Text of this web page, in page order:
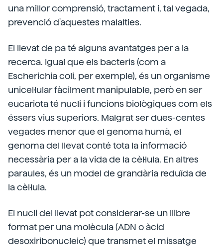
una millor comprensió, tractament i, tal vegada,
prevenció d'aquestes malalties.
El llevat de pa té alguns avantatges per a la
recerca. Igual que els bacteris (com a
Escherichia coli, per exemple), és un organisme
unicel·lular fàcilment manipulable, però en ser
eucariota té nucli i funcions biològiques com els
éssers vius superiors. Malgrat ser dues-centes
vegades menor que el genoma humà, el
genoma del llevat conté tota la informació
necessària per a la vida de la cèl·lula. En altres
paraules, és un model de grandària reduïda de
la cèl·lula.
El nucli del llevat pot considerar-se un llibre
format per una molècula (ADN o àcid
desoxiribonucleic) que transmet el missatge